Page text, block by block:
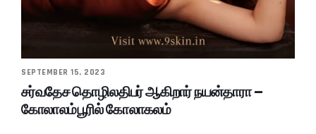
SEPTEMBER 15, 2023
சர்வதேச தொழிலதிபர் ஆகிறார் நயன்தாரா –
கோலாலம்பூரில் கோலாகலம்